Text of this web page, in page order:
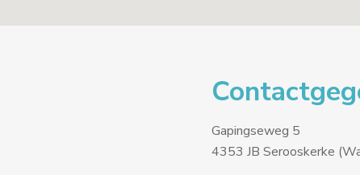
Gapingseweg 5
4353 JB Serooskerke